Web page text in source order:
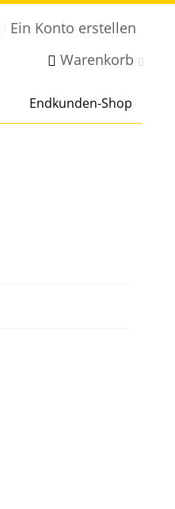
Ein Konto erstellen
Warenkorb
Endkunden-Shop